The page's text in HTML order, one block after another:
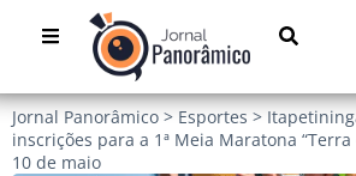
Jornal Panorâmico > Esportes >
inscrições para a 1ª Meia Maratona “Terra
10 de maio